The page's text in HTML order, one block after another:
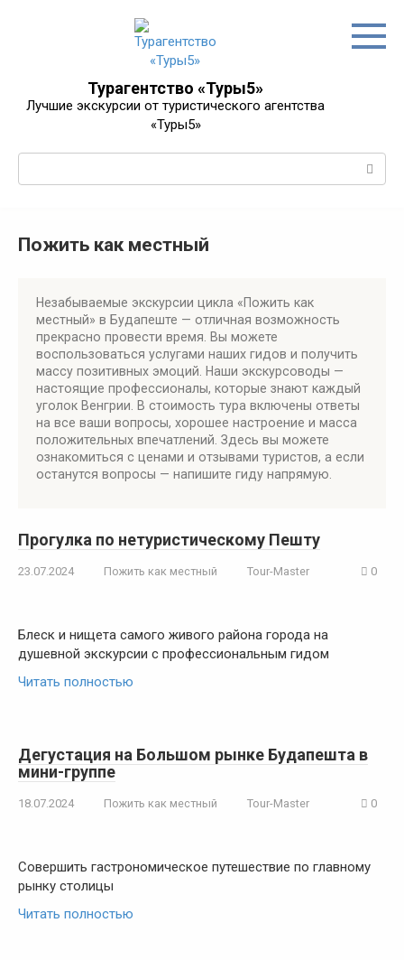
Турагентство «Туры5»
Лучшие экскурсии от туристического агентства
«Туры5»
Пожить как местный
Незабываемые экскурсии цикла «Пожить как
местный» в Будапеште — отличная возможность
прекрасно провести время. Вы можете
воспользоваться услугами наших гидов и получить
массу позитивных эмоций. Наши экскурсоводы —
настоящие профессионалы, которые знают каждый
уголок Венгрии. В стоимость тура включены ответы
на все ваши вопросы, хорошее настроение и масса
положительных впечатлений. Здесь вы можете
ознакомиться с ценами и отзывами туристов, а если
останутся вопросы — напишите гиду напрямую.
Прогулка по нетуристическому Пешту
23.07.2024 Пожить как местный Tour-Master 0
Блеск и нищета самого живого района города на
душевной экскурсии с профессиональным гидом
Читать полностью
Дегустация на Большом рынке Будапешта в
мини-группе
18.07.2024 Пожить как местный Tour-Master 0
Совершить гастрономическое путешествие по главному
рынку столицы
Читать полностью